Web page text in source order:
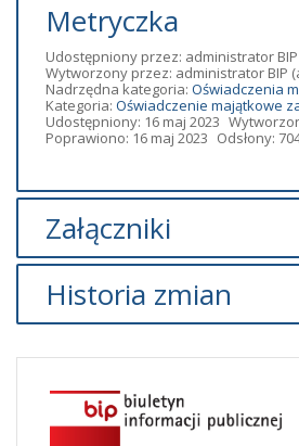
Metryczka
Udostępniony przez: administrator BIP
Wytworzony przez: administrator BIP
Nadrzędna kategoria: Oświadczenia
Kategoria: Oświadczenie majątkowe
Udostępniony: 16 maj 2023
Poprawiono: 16 maj 2023 Odsłony:
Załączniki
Tytuł
31.12.2022
Historia zmian
został
utworzony.
wtorek,
16 maj